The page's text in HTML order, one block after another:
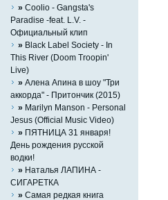
» Coolio - Gangsta's
Paradise -feat. L.V. -
Официальный клип
» Black Label Society - In
This River (Doom Troopin'
Live)
» Алена Апина в шоу "Три
аккорда" - Притончик (2015)
» Marilyn Manson - Personal
Jesus (Official Music Video)
» ПЯТНИЦА 31 января!
День рождения русской
водки!
» Наталья ЛАПИНА -
СИГАРЕТКА
» Самая редкая книга